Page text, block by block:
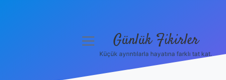
menüyü Günlük Fikirler
Küçük ayrıntılarla hayatına farklı tat kat.